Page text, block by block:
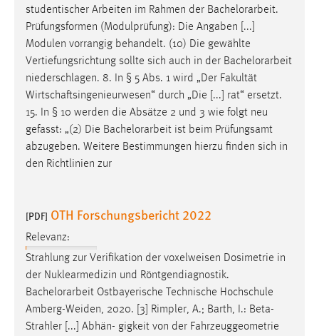
studentischer Arbeiten im Rahmen der Bachelorarbeit.
Prüfungsformen (Modulprüfung): Die Angaben [...]
Modulen vorrangig behandelt. (10) Die gewählte
Vertiefungsrichtung sollte sich auch in der Bachelorarbeit
niederschlagen. 8. In § 5 Abs. 1 wird „Der Fakultät
Wirtschaftsingenieurwesen“ durch „Die [...] rat“ ersetzt.
15. In § 10 werden die Absätze 2 und 3 wie folgt neu
gefasst: „(2) Die Bachelorarbeit ist beim Prüfungsamt
abzugeben. Weitere Bestimmungen hierzu finden sich in
den Richtlinien zur
[PDF] OTH Forschungsbericht 2022
Relevanz:
Strahlung zur Verifikation der voxelweisen Dosimetrie in
der Nuklearmedizin und Röntgendiagnostik.
Bachelorarbeit Ostbayerische Technische Hochschule
Amberg-Weiden, 2020. [3] Rimpler, A.; Barth, I.: Beta-
Strahler [...] Abhän- gigkeit von der Fahrzeuggeometrie
STATISTIK
Statistik Cookies erfassen Informationen anonym.
Diese Informationen helfen uns zu verstehen, wie
unsere Besucher unsere Website nutzen.
Matomo
Name:
Zweck:
Cookie Laufzeit:
Max. 13 Monate
MARKETING